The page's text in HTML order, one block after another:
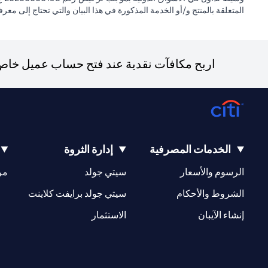
المتعلقة بالمنتج و/أو الخدمة المذكورة في هذا البيان والتي تحتاج إلى
اربح مكافآت نقدية عند فتح حساب عميل
الخدمات المصرفية
الرسوم والأسعار
الشروط والأحكام
إنشاء الآيبان
إدارة الثروة
سيتي جولد
سيتي جولد برايفت كلاينت
الاستثمار